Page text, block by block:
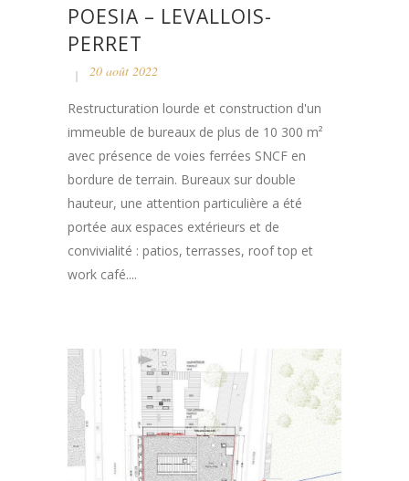
POESIA – LEVALLOIS-
PERRET
20 août 2022
Restructuration lourde et construction d'un
immeuble de bureaux de plus de 10 300 m²
avec présence de voies ferrées SNCF en
bordure de terrain. Bureaux sur double
hauteur, une attention particulière a été
portée aux espaces extérieurs et de
convivialité : patios, terrasses, roof top et
work café....